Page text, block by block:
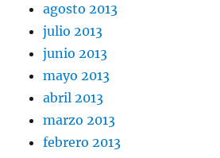
agosto 2013
julio 2013
junio 2013
mayo 2013
abril 2013
marzo 2013
febrero 2013